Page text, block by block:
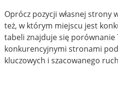
Oprócz pozycji własnej strony
też, w którym miejscu jest
tabeli znajduje się porównanie
konkurencyjnymi stronami
kluczowych i szacowanego